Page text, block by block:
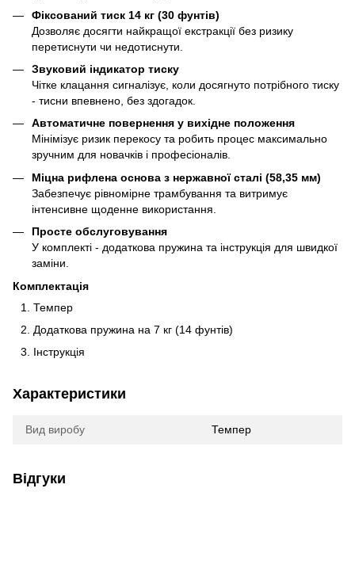
Фіксований тиск 14 кг (30 фунтів)
Дозволяє досягти найкращої екстракції без ризику
перетиснути чи недотиснути.
Звуковий індикатор тиску
Чітке клацання сигналізує, коли досягнуто потрібного тиску
- тисни впевнено, без здогадок.
Автоматичне повернення у вихідне положення
Мінімізує ризик перекосу та робить процес максимально
зручним для новачків і професіоналів.
Міцна рифлена основа з нержавної сталі (58,35 мм)
Забезпечує рівномірне трамбування та витримує
інтенсивне щоденне використання.
Просте обслуговування
У комплекті - додаткова пружина та інструкція для швидкої
заміни.
Комплектація
Темпер
Додаткова пружина на 7 кг (14 фунтів)
Інструкція
Характеристики
Вид виробу Темпер
Відгуки